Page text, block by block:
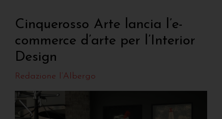
Cinquerosso Arte lancia l’e-
commerce d’arte per l’Interior
Design
Redazione l’Albergo